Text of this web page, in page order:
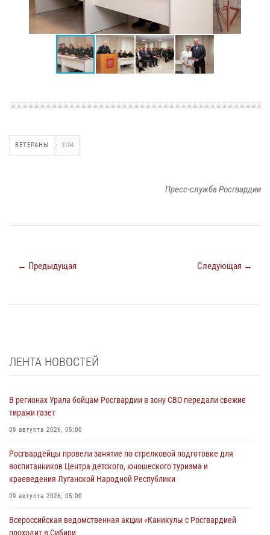
ВЕТЕРАНЫ 3104
Пресс-служба Росгвардии
← Предыдущая Следующая →
ЛЕНТА НОВОСТЕЙ
В регионах Урала бойцам Росгвардии в зону СВО передали свежие
тиражи газет
09 августа 2026, 05:00
Росгвардейцы провели занятие по стрелковой подготовке для
воспитанников Центра детского, юношеского туризма и
краеведения Луганской Народной Республики
09 августа 2026, 05:00
Всероссийская ведомственная акции «Каникулы с Росгвардией
проходит в Сибири